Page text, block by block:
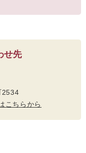
せ先
2534
こちらから